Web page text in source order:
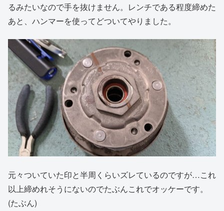
るみたいなので手を抜けません。レンチである程度締めた
あと、ハンマーを使ってどついてやりました。
元々ついていた印と半周くらいズレているのですが…これ
以上締めれそうにないのでたぶんこれでオッケーです。
(たぶん)